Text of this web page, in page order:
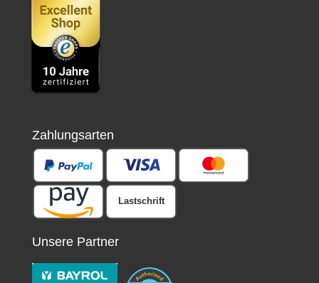
Zahlungsarten
Lastschrift
Unsere Partner